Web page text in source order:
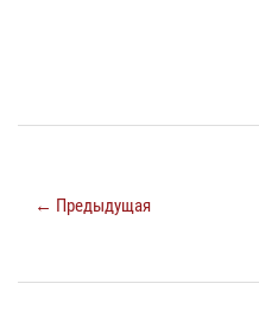
← Предыдущая